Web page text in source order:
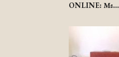
ONLINE: Με...